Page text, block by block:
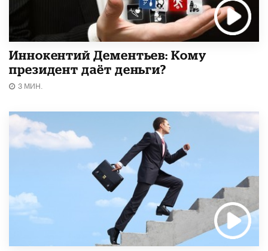
Иннокентий Дементьев: Кому
президент даёт деньги?
3 МИН.